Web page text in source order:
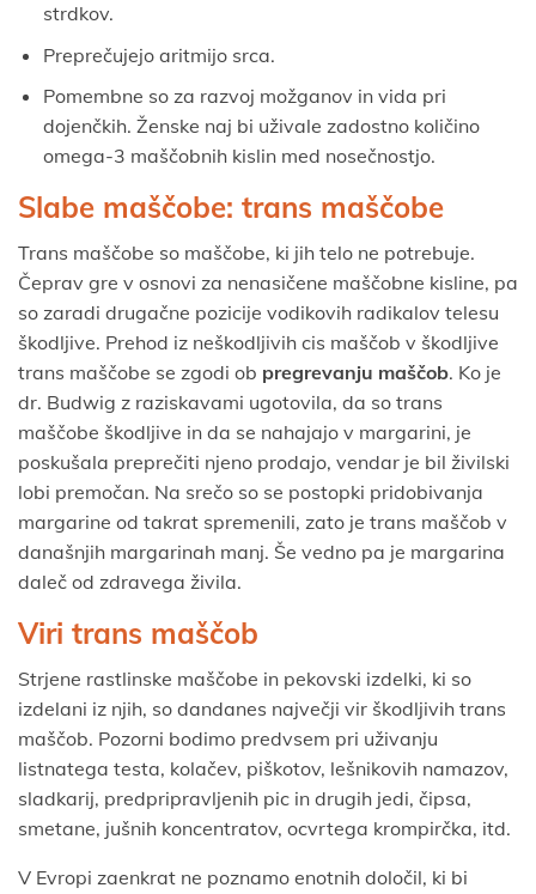
strdkov.
Preprečujejo aritmijo srca.
Pomembne so za razvoj možganov in vida pri
dojenčkih. Ženske naj bi uživale zadostno količino
omega-3 maščobnih kislin med nosečnostjo.
Slabe maščobe: trans maščobe
Trans maščobe so maščobe, ki jih telo ne potrebuje.
Čeprav gre v osnovi za nenasičene maščobne kisline, pa
so zaradi drugačne pozicije vodikovih radikalov telesu
škodljive. Prehod iz neškodljivih cis maščob v škodljive
trans maščobe se zgodi ob pregrevanju maščob. Ko je
dr. Budwig z raziskavami ugotovila, da so trans
maščobe škodljive in da se nahajajo v margarini, je
poskušala preprečiti njeno prodajo, vendar je bil živilski
lobi premočan. Na srečo so se postopki pridobivanja
margarine od takrat spremenili, zato je trans maščob v
današnjih margarinah manj. Še vedno pa je margarina
daleč od zdravega živila.
Viri trans maščob
Strjene rastlinske maščobe in pekovski izdelki, ki so
izdelani iz njih, so dandanes največji vir škodljivih trans
maščob. Pozorni bodimo predvsem pri uživanju
listnatega testa, kolačev, piškotov, lešnikovih namazov,
sladkarij, predpripravljenih pic in drugih jedi, čipsa,
smetane, jušnih koncentratov, ocvrtega krompirčka, itd.
V Evropi zaenkrat ne poznamo enotnih določil, ki bi